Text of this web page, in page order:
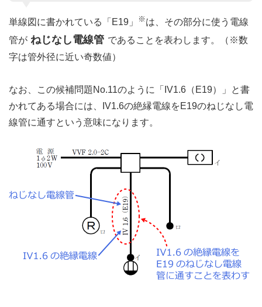
単線図に書かれている「E19」 ※ は、その部分に使う電線
管が ねじなし電線管 であることを表わします。（※数
字は管外径に近い奇数値）
なお、この候補問題No.11のように「IV1.6（E19）」と書
かれてある場合には、IV1.6の絶縁電線をE19のねじなし電
線管に通すという意味になります。